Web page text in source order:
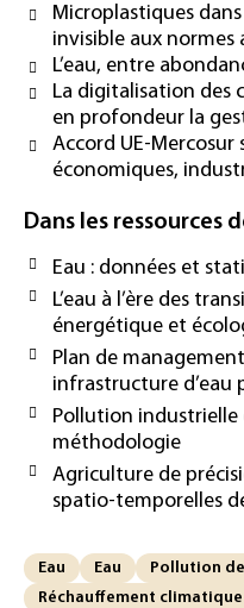
Microplastiques
invisible aux normes
L’eau, entre
La digitalisation des
en profondeur la
Accord UE-Mercosur
économiques,
Dans les ressources
Eau : données et
L’eau à l’ère des
énergétique et
Plan de
infrastructure d’eau
Pollution industrielle
méthodologie
Agriculture de
spatio-temporelles
Eau Eau
Pollution
Réchauffement climatique